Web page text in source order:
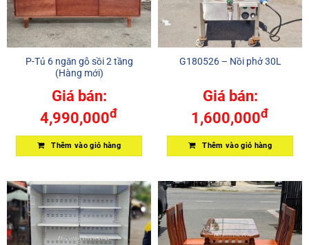
P-Tủ 6 ngăn gỗ sồi 2 tầng
(Hàng mới)
Giá bán:
4,990,000đ
Thêm vào giỏ hàng
G180526 – Nồi phở 30L
Giá bán:
1,600,000đ
Thêm vào giỏ hàng